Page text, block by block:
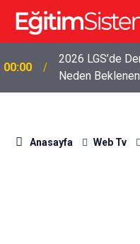
00:00
2026 LGS’de
Neden
Anasayfa Web Tv